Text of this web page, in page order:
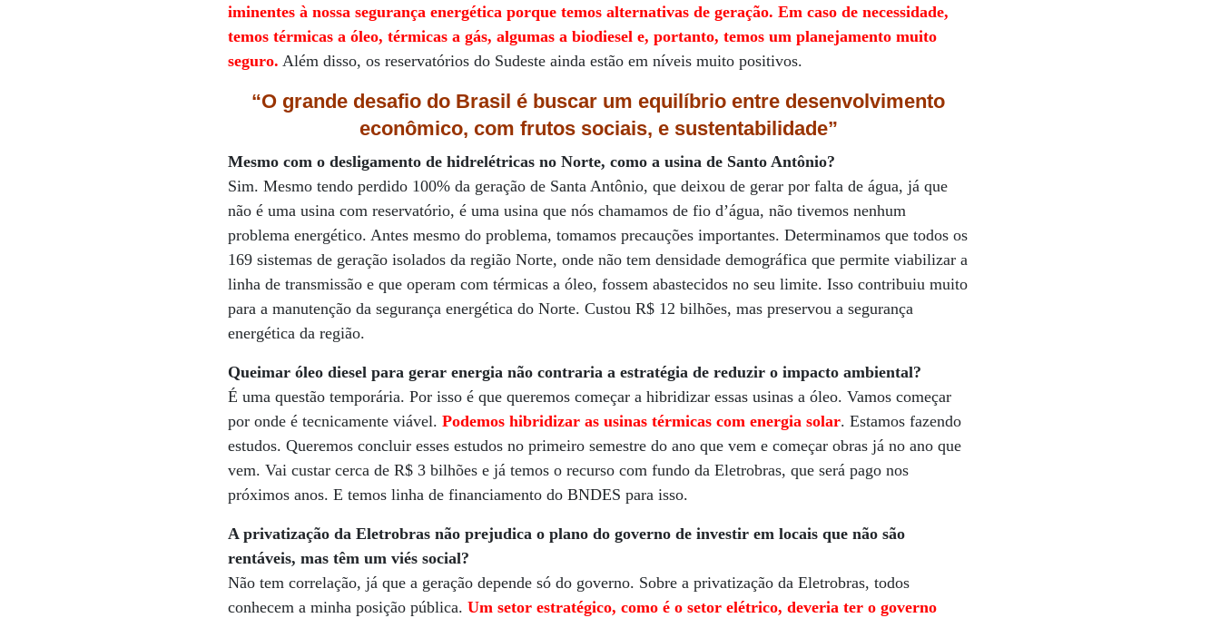
iminentes à nossa segurança energética porque temos alternativas de geração. Em caso de necessidade,
temos térmicas a óleo, térmicas a gás, algumas a biodiesel e, portanto, temos um planejamento muito
seguro. Além disso, os reservatórios do Sudeste ainda estão em níveis muito positivos.
“O grande desafio do Brasil é buscar um equilíbrio entre desenvolvimento
econômico, com frutos sociais, e sustentabilidade”
Mesmo com o desligamento de hidrelétricas no Norte, como a usina de Santo Antônio?
Sim. Mesmo tendo perdido 100% da geração de Santa Antônio, que deixou de gerar por falta de água, já que
não é uma usina com reservatório, é uma usina que nós chamamos de fio d’água, não tivemos nenhum
problema energético. Antes mesmo do problema, tomamos precauções importantes. Determinamos que todos os
169 sistemas de geração isolados da região Norte, onde não tem densidade demográfica que permite viabilizar a
linha de transmissão e que operam com térmicas a óleo, fossem abastecidos no seu limite. Isso contribuiu muito
para a manutenção da segurança energética do Norte. Custou R$ 12 bilhões, mas preservou a segurança
energética da região.
Queimar óleo diesel para gerar energia não contraria a estratégia de reduzir o impacto ambiental?
É uma questão temporária. Por isso é que queremos começar a hibridizar essas usinas a óleo. Vamos começar
por onde é tecnicamente viável.Podemos hibridizar as usinas térmicas com energia solar. Estamos fazendo
estudos. Queremos concluir esses estudos no primeiro semestre do ano que vem e começar obras já no ano que
vem. Vai custar cerca de R$ 3 bilhões e já temos o recurso com fundo da Eletrobras, que será pago nos
próximos anos. E temos linha de financiamento do BNDES para isso.
A privatização da Eletrobras não prejudica o plano do governo de investir em locais que não são
rentáveis, mas têm um viés social?
Não tem correlação, já que a geração depende só do governo. Sobre a privatização da Eletrobras, todos
conhecem a minha posição pública.Um setor estratégico, como é o setor elétrico, deveria ter o governo